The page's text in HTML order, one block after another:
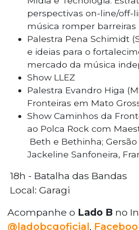
perspectivas on-line/off-
música romper barreiras
Palestra Pena Schimidt
e ideias para o
mercado da música
Show LLEZ
Palestra Evandro Higa
Fronteiras em Mato
Show Caminhos da
ao Polca Rock com
Beth e Bethinha; Gersão
Jackeline Sanfoneira,
18h - Batalha das Bandas
Local: Garagi
Acompanhe o Lado B no
@ladobcgoficial,